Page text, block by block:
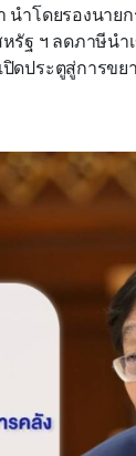
ำโดยรองนาย
ฯ ลดภาษีนำเ
ประตูสู่การขย